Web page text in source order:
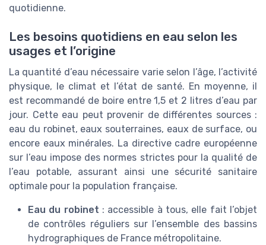
quotidienne.
Les besoins quotidiens en eau selon les
usages et l’origine
La quantité d’eau nécessaire varie selon l’âge, l’activité
physique, le climat et l’état de santé. En moyenne, il
est recommandé de boire entre 1,5 et 2 litres d’eau par
jour. Cette eau peut provenir de différentes sources :
eau du robinet, eaux souterraines, eaux de surface, ou
encore eaux minérales. La directive cadre européenne
sur l’eau impose des normes strictes pour la qualité de
l’eau potable, assurant ainsi une sécurité sanitaire
optimale pour la population française.
Eau du robinet : accessible à tous, elle fait l’objet
de contrôles réguliers sur l’ensemble des bassins
hydrographiques de France métropolitaine.